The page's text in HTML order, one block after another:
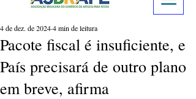
Pacote fiscal é insuficiente, e
País precisará de outro plano
em breve, afirma
4 de dez. de 20244 min de leitura